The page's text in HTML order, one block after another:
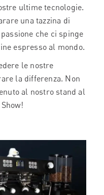
ultime tecnologie.
una tazzina di
che ci spinge
espresso al mondo.
le nostre
la differenza. Non
al nostro stand al